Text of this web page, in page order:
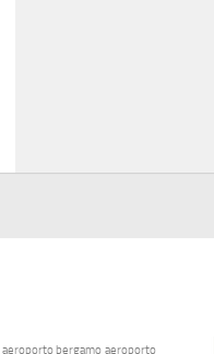
aeroporto bergamo aeroporto